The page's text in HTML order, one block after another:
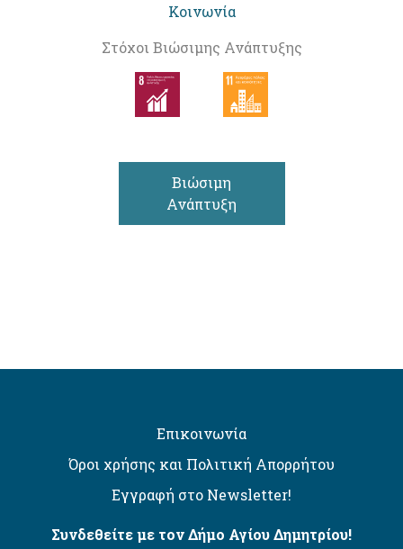
Κοινωνία
Στόχοι Βιώσιμης Ανάπτυξης
Βιώσιμη
Ανάπτυξη
Επικοινωνία
Όροι χρήσης και Πολιτική Απορρήτου
Εγγραφή στο Newsletter!
Συνδεθείτε με τον Δήμο Αγίου Δημητρίου!